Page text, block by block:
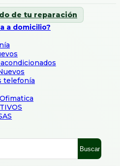
de tu reparación
a domicilio?
telefonía
Buscar